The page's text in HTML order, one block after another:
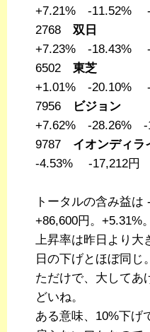
+7.21% -11.52% -
2768 双日
+7.23% -18.43% -
6502 東芝
+1.01% -20.10% -
7956
ビジョン
+7.62% -28.26% -
9787 イオンディラ
-4.53% -17,212円
トータルの含み益
+86,600円。+5.31%。
上昇率は昨日より大
日の下げとほぼ同じ
ただけで、大してあ
どいね。
ある意味、10%下げ